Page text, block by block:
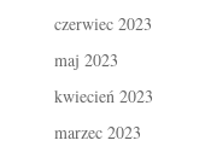
czerwiec 2023
maj 2023
kwiecień 2023
marzec 2023